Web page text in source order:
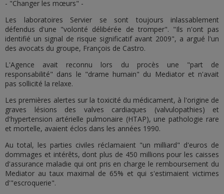
- "Changer les mœurs" -
Les laboratoires Servier se sont toujours inlassablement
défendus d'une "volonté délibérée de tromper". "Ils n'ont pas
identifié un signal de risque significatif avant 2009", a argué l'un
des avocats du groupe, François de Castro.
L'Agence avait reconnu lors du procès une "part de
responsabilité" dans le "drame humain" du Mediator et n'avait
pas sollicité la relaxe.
Les premières alertes sur la toxicité du médicament, à l'origine de
graves lésions des valves cardiaques (valvulopathies) et
d'hypertension artérielle pulmonaire (HTAP), une pathologie rare
et mortelle, avaient éclos dans les années 1990.
Au total, les parties civiles réclamaient "un milliard" d'euros de
dommages et intérêts, dont plus de 450 millions pour les caisses
d'assurance maladie qui ont pris en charge le remboursement du
Mediator au taux maximal de 65% et qui s'estimaient victimes
d'"escroquerie".